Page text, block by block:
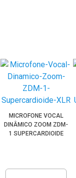
MICROFONE VOCAL
DINÂMICO ZOOM ZDM-
1 SUPERCARDIOIDE